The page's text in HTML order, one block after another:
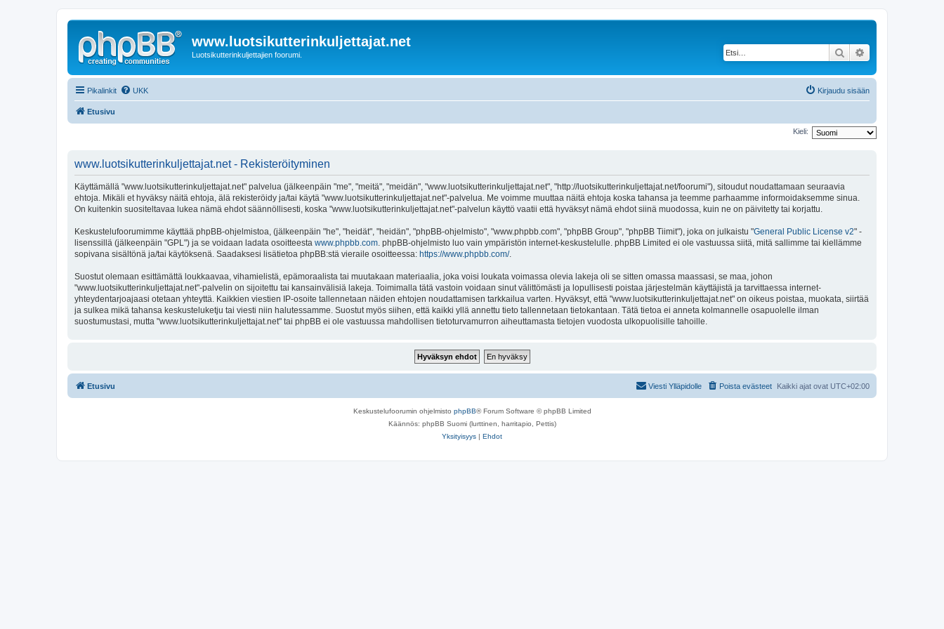
www.luotsikutterinkuljettajat.net
Luotsikutterinkuljettajien foorumi. Etsi
Pikalinkit UKK Kirjaudu sisään
Etusivu
Kieli:
www.luotsikutterinkuljettajat.net - Rekisteröityminen
Käyttämällä "www.luotsikutterinkuljettajat.net" palvelua (jälkeenpäin "me", "meitä", "meidän", "www.luotsikutterinkuljettajat.net", "http://luotsikutterinkuljettajat.net/foorumi"), sitoudut noudattamaan seuraavia
ehtoja. Mikäli et hyväksy näitä ehtoja, älä rekisteröidy ja/tai käytä "www.luotsikutterinkuljettajat.net"-palvelua. Me voimme muuttaa näitä ehtoja koska tahansa ja teemme parhaamme informoidaksemme sinua.
On kuitenkin suositeltavaa lukea nämä ehdot säännöllisesti, koska "www.luotsikutterinkuljettajat.net"-palvelun käyttö vaatii että hyväksyt nämä ehdot siinä muodossa, kuin ne on päivitetty tai korjattu.
Keskustelufoorumimme käyttää phpBB-ohjelmistoa, (jälkeenpäin "he", "heidät", "heidän", "phpBB-ohjelmisto", "www.phpbb.com", "phpBB Group", "phpBB Tiimit"), joka on julkaistu "General Public License v2" -
lisenssillä (jälkeenpäin "GPL") ja se voidaan ladata osoitteesta www.phpbb.com. phpBB-ohjelmisto luo vain ympäristön internet-keskustelulle. phpBB Limited ei ole vastuussa siitä, mitä sallimme tai kiellämme
sopivana sisältönä ja/tai käytöksenä. Saadaksesi lisätietoa phpBB:stä vieraile osoitteessa: https://www.phpbb.com/.
Suostut olemaan esittämättä loukkaavaa, vihamielistä, epämoraalista tai muutakaan materiaalia, joka voisi loukata voimassa olevia lakeja oli se sitten omassa maassasi, se maa, johon
"www.luotsikutterinkuljettajat.net"-palvelin on sijoitettu tai kansainvälisiä lakeja. Toimimalla tätä vastoin voidaan sinut välittömästi ja lopullisesti poistaa järjestelmän käyttäjistä ja tarvittaessa internet-
yhteydentarjoajaasi otetaan yhteyttä. Kaikkien viestien IP-osoite tallennetaan näiden ehtojen noudattamisen tarkkailua varten. Hyväksyt, että "www.luotsikutterinkuljettajat.net" on oikeus poistaa, muokata, siirtää
ja sulkea mikä tahansa keskusteluketju tai viesti niin halutessamme. Suostut myös siihen, että kaikki yllä annettu tieto tallennetaan tietokantaan. Tätä tietoa ei anneta kolmannelle osapuolelle ilman
suostumustasi, mutta "www.luotsikutterinkuljettajat.net" tai phpBB ei ole vastuussa mahdollisen tietoturvamurron aiheuttamasta tietojen vuodosta ulkopuolisille tahoille.
Etusivu Kaikki ajat ovat UTC+02:00
Poista evästeet
Viesti Ylläpidolle
Keskustelufoorumin ohjelmisto phpBB® Forum Software © phpBB Limited
Käännös: phpBB Suomi (lurttinen, harritapio, Pettis)
Yksityisyys | Ehdot